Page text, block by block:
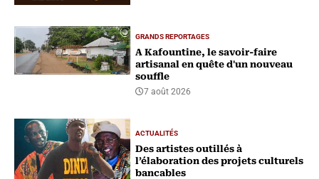
GRANDS REPORTAGES
A Kafountine, le savoir-faire
artisanal en quête d'un nouveau
souffle
7 août 2026
ACTUALITÉS
Des artistes outillés à
l’élaboration des projets culturels
bancables